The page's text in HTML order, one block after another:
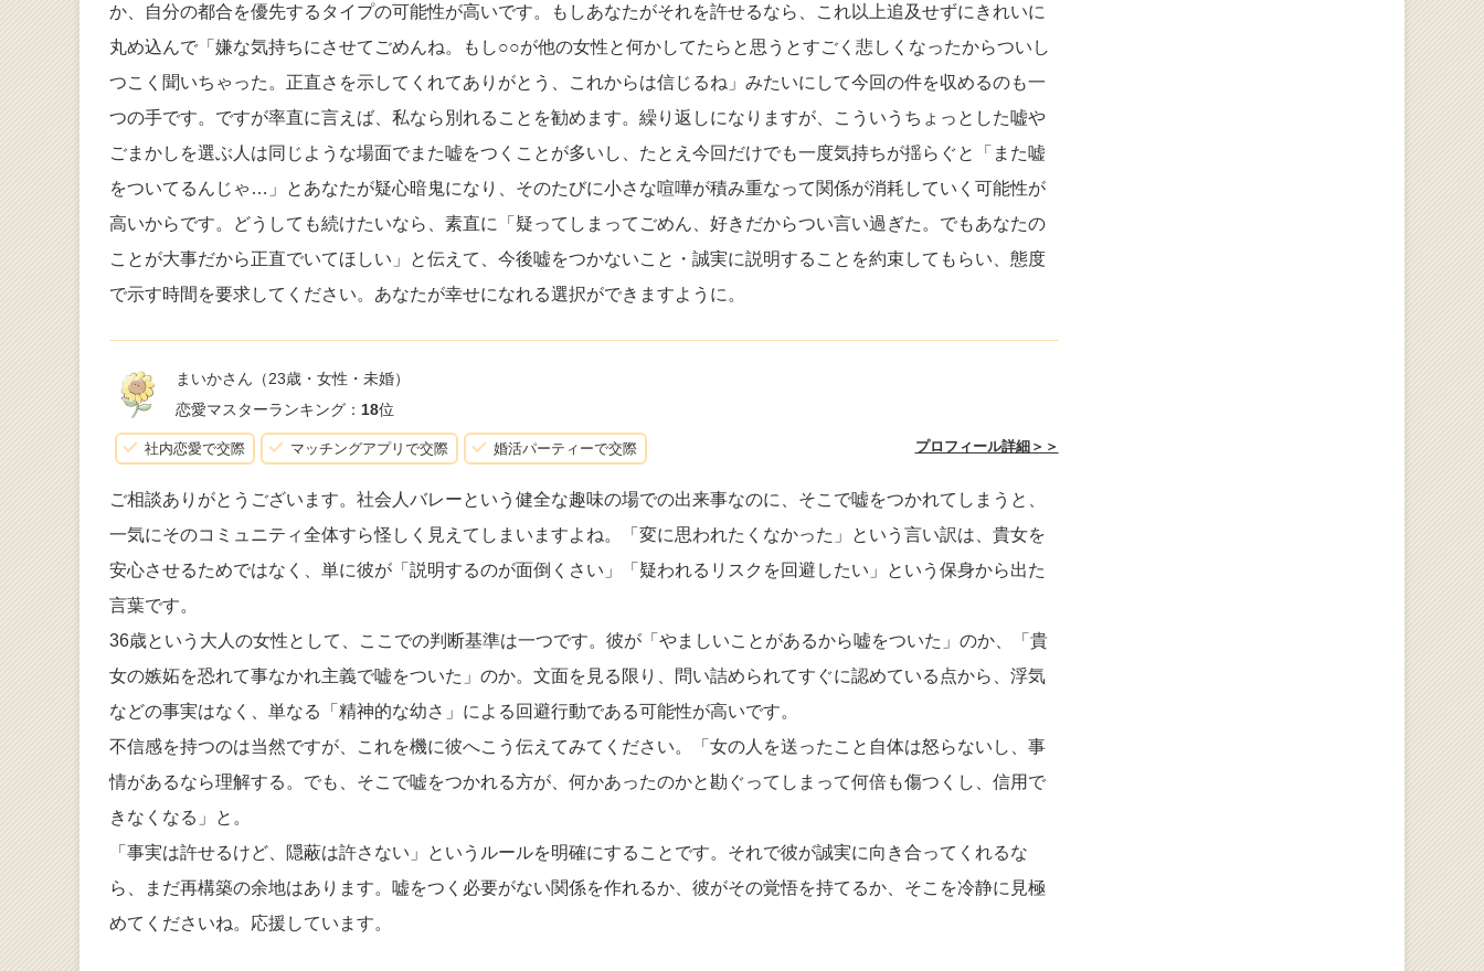
か、自分の都合を優先するタイプの可能性が高いです。もしあなたがそれを許せるなら、これ以上追及せずにきれいに
丸め込んで「嫌な気持ちにさせてごめんね。もし○○が他の女性と何かしてたらと思うとすごく悲しくなったからついし
つこく聞いちゃった。正直さを示してくれてありがとう、これからは信じるね」みたいにして今回の件を収めるのも一
つの手です。ですが率直に言えば、私なら別れることを勧めます。繰り返しになりますが、こういうちょっとした嘘や
ごまかしを選ぶ人は同じような場面でまた嘘をつくことが多いし、たとえ今回だけでも一度気持ちが揺らぐと「また嘘
をついてるんじゃ…」とあなたが疑心暗鬼になり、そのたびに小さな喧嘩が積み重なって関係が消耗していく可能性が
高いからです。どうしても続けたいなら、素直に「疑ってしまってごめん、好きだからつい言い過ぎた。でもあなたの
ことが大事だから正直でいてほしい」と伝えて、今後嘘をつかないこと・誠実に説明することを約束してもらい、態度
で示す時間を要求してください。あなたが幸せになれる選択ができますように。
まいかさん （23歳・女性・未婚）
恋愛マスターランキング： 18位
社内恋愛で交際 マッチングアプリで交際 婚活パーティーで交際 プロフィール詳細＞＞
ご相談ありがとうございます。社会人バレーという健全な趣味の場での出来事なのに、そこで嘘をつかれてしまうと、
一気にそのコミュニティ全体すら怪しく見えてしまいますよね。「変に思われたくなかった」という言い訳は、貴女を
安心させるためではなく、単に彼が「説明するのが面倒くさい」「疑われるリスクを回避したい」という保身から出た
言葉です。
36歳という大人の女性として、ここでの判断基準は一つです。彼が「やましいことがあるから嘘をついた」のか、「貴
女の嫉妬を恐れて事なかれ主義で嘘をついた」のか。文面を見る限り、問い詰められてすぐに認めている点から、浮気
などの事実はなく、単なる「精神的な幼さ」による回避行動である可能性が高いです。
不信感を持つのは当然ですが、これを機に彼へこう伝えてみてください。「女の人を送ったこと自体は怒らないし、事
情があるなら理解する。でも、そこで嘘をつかれる方が、何かあったのかと勘ぐってしまって何倍も傷つくし、信用で
きなくなる」と。
「事実は許せるけど、隠蔽は許さない」というルールを明確にすることです。それで彼が誠実に向き合ってくれるな
ら、まだ再構築の余地はあります。嘘をつく必要がない関係を作れるか、彼がその覚悟を持てるか、そこを冷静に見極
めてくださいね。応援しています。